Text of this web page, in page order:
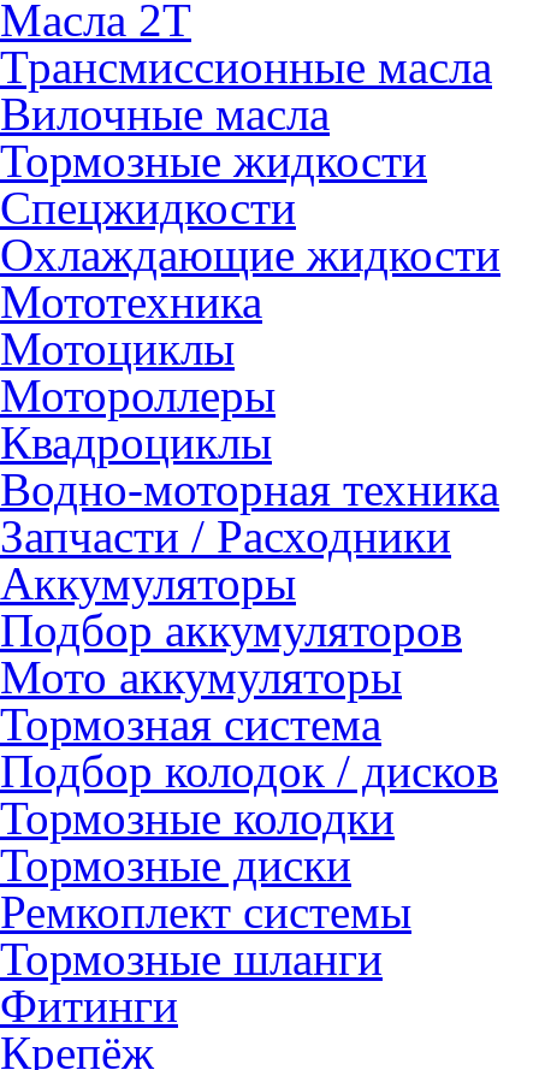
Масла 2Т
Трансмиссионные масла
Вилочные масла
Тормозные жидкости
Спецжидкости
Охлаждающие жидкости
Мототехника
Мотоциклы
Мотороллеры
Квадроциклы
Водно-моторная техника
Запчасти / Расходники
Аккумуляторы
Подбор аккумуляторов
Мото аккумуляторы
Тормозная система
Подбор колодок / дисков
Тормозные колодки
Тормозные диски
Ремкоплект системы
Тормозные шланги
Фитинги
Крепёж